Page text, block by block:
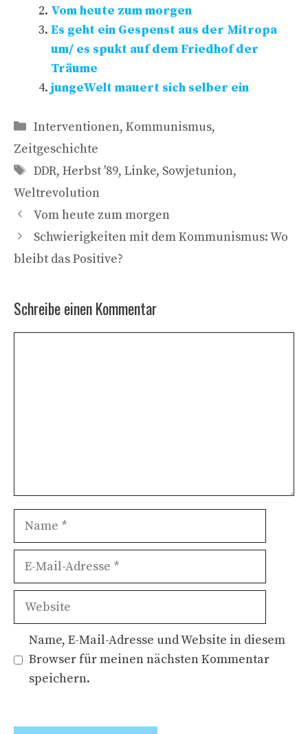
Vom heute zum morgen
Es geht ein Gespenst aus der Mitropa
um/ es spukt auf dem Friedhof der
Träume
jungeWelt mauert sich selber ein
Kategorien
Interventionen, Kommunismus,
Zeitgeschichte
Schlagwörter
DDR, Herbst '89, Linke, Sowjetunion,
Weltrevolution
Vom heute zum morgen
Schwierigkeiten mit dem Kommunismus: Wo
bleibt das Positive?
Schreibe einen Kommentar
Name
Website
Name, E-Mail-Adresse und Website in diesem
Browser für meinen nächsten Kommentar
speichern.